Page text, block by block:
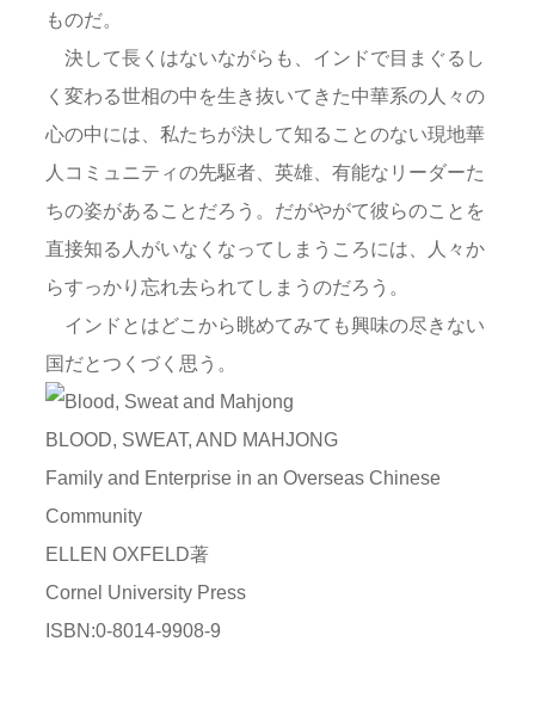
ものだ。
決して長くはないながらも、インドで目まぐるし
く変わる世相の中を生き抜いてきた中華系の人々の
心の中には、私たちが決して知ることのない現地華
人コミュニティの先駆者、英雄、有能なリーダーた
ちの姿があることだろう。だがやがて彼らのことを
直接知る人がいなくなってしまうころには、人々か
らすっかり忘れ去られてしまうのだろう。
インドとはどこから眺めてみても興味の尽きない
国だとつくづく思う。
BLOOD, SWEAT, AND MAHJONG
Family and Enterprise in an Overseas Chinese
Community
ELLEN OXFELD著
Cornel University Press
ISBN:0-8014-9908-9